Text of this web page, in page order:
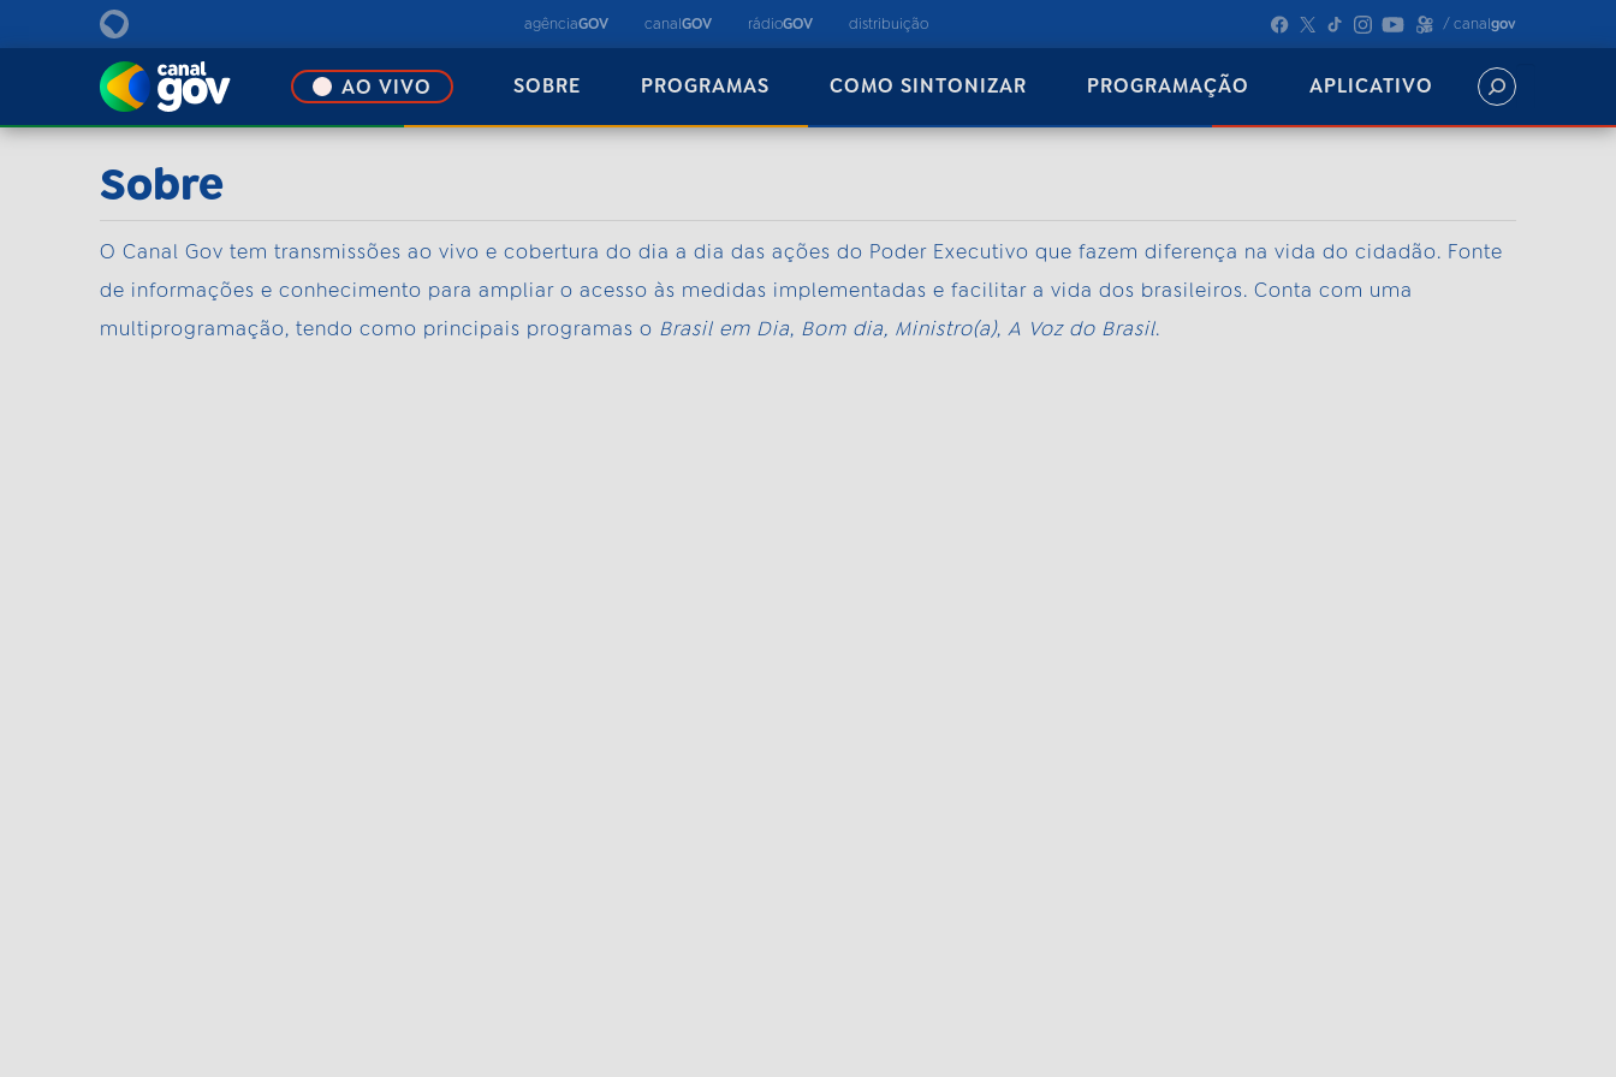
agênciaGOV canalGOV rádioGOV distribuição / canalgov
AO VIVO SOBRE PROGRAMAS COMO SINTONIZAR PROGRAMAÇÃO APLICATIVO
Sobre
O Canal Gov tem transmissões ao vivo e cobertura do dia a dia das ações do Poder Executivo que fazem diferença na vida do cidadão. Fonte
de informações e conhecimento para ampliar o acesso às medidas implementadas e facilitar a vida dos brasileiros. Conta com uma
multiprogramação, tendo como principais programas o Brasil em Dia, Bom dia, Ministro(a), A Voz do Brasil.